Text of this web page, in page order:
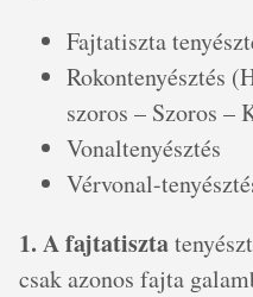
Fajtatiszta
Rokontenyésztés
szoros – Szoros –
Vonaltenyésztés
Vérvonal-
1. A fajtatiszta
csak azonos fajta